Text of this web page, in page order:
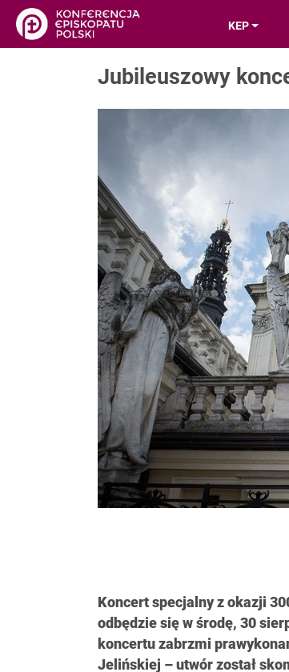
KEP
Jubileuszowy
Koncert specjalny z okazji
odbędzie się w środę, 30
koncertu zabrzmi
Jelińskiej – utwór został